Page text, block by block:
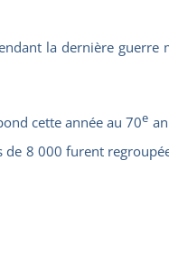
la dernière
cette année au 70e
8 000 furent